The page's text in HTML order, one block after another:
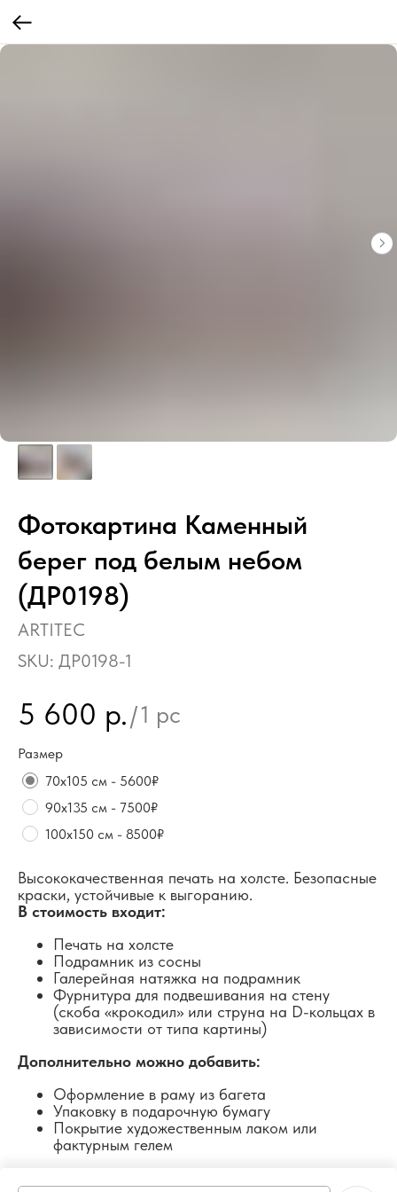
Фотокартина Каменный
берег под белым небом
(ДР0198)
ARTITEC
SKU: ДР0198-1
5 600 р./1 pc
Размер
70х105 см - 5600₽
90х135 см - 7500₽
100х150 см - 8500₽
Высококачественная печать на холсте. Безопасные
краски, устойчивые к выгоранию.
В стоимость входит:
Печать на холсте
Подрамник из сосны
Галерейная натяжка на подрамник
Фурнитура для подвешивания на стену
(скоба «крокодил» или струна на D-кольцах в
зависимости от типа картины)
Дополнительно можно добавить:
Оформление в раму из багета
Упаковку в подарочную бумагу
Покрытие художественным лаком или
фактурным гелем